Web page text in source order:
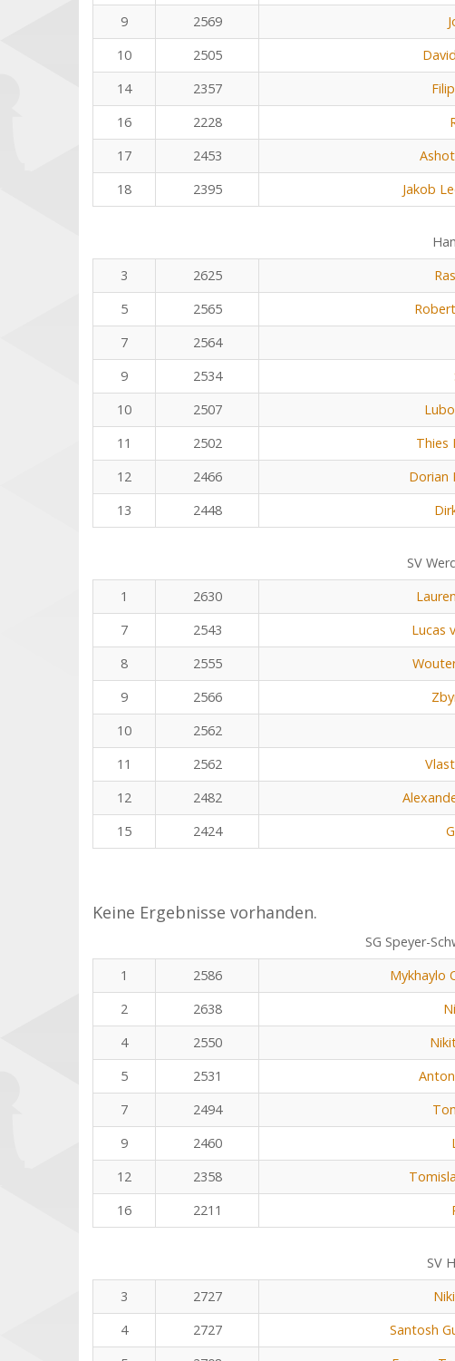
9
2569
10
2505
14
2357
16
2228
17
2453
18
2395 Jakob
3
2625
5
2565
7
2564
9
2534
10
2507
11
2502 Thies
12
2466 Dorian
13
2448
SV
1
2630
7
2543 Lucas
8
2555
9
2566
10
2562
11
2562
12
2482
15
2424
Keine Ergebnisse vorhanden.
SG Speyer-
1
2586 Mykhaylo
2
2638
4
2550
5
2531
7
2494
9
2460
12
2358
16
2211
SV
3
2727
4
2727 Santosh